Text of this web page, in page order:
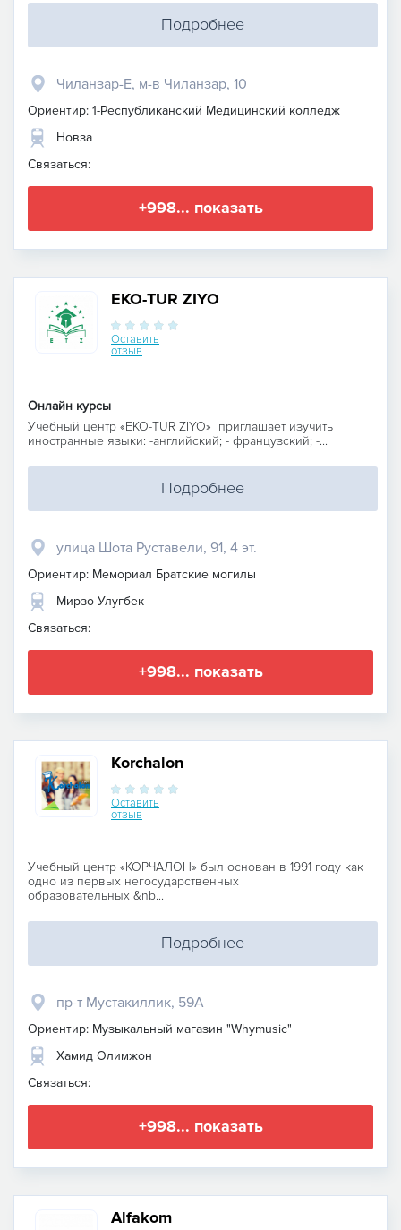
Подробнее
Чиланзар-Е, м-в Чиланзар, 10
Ориентир: 1-Республиканский Медицинский колледж
Новза
Связаться:
+998... показать
EKO-TUR ZIYO
Оставить
отзыв
Онлайн курсы
Учебный центр «EKO-TUR ZIYO» приглашает изучить
иностранные языки: -английский; - французский; -...
Подробнее
улица Шота Руставели, 91, 4 эт.
Ориентир: Мемориал Братские могилы
Мирзо Улугбек
Связаться:
+998... показать
Korchalon
Оставить
отзыв
Учебный центр «КОРЧАЛОН» был основан в 1991 году как
одно из первых негосударственных
образовательных &nb...
Подробнее
пр-т Мустакиллик, 59A
Ориентир: Музыкальный магазин "Whymusic"
Хамид Олимжон
Связаться:
+998... показать
Аlfakom